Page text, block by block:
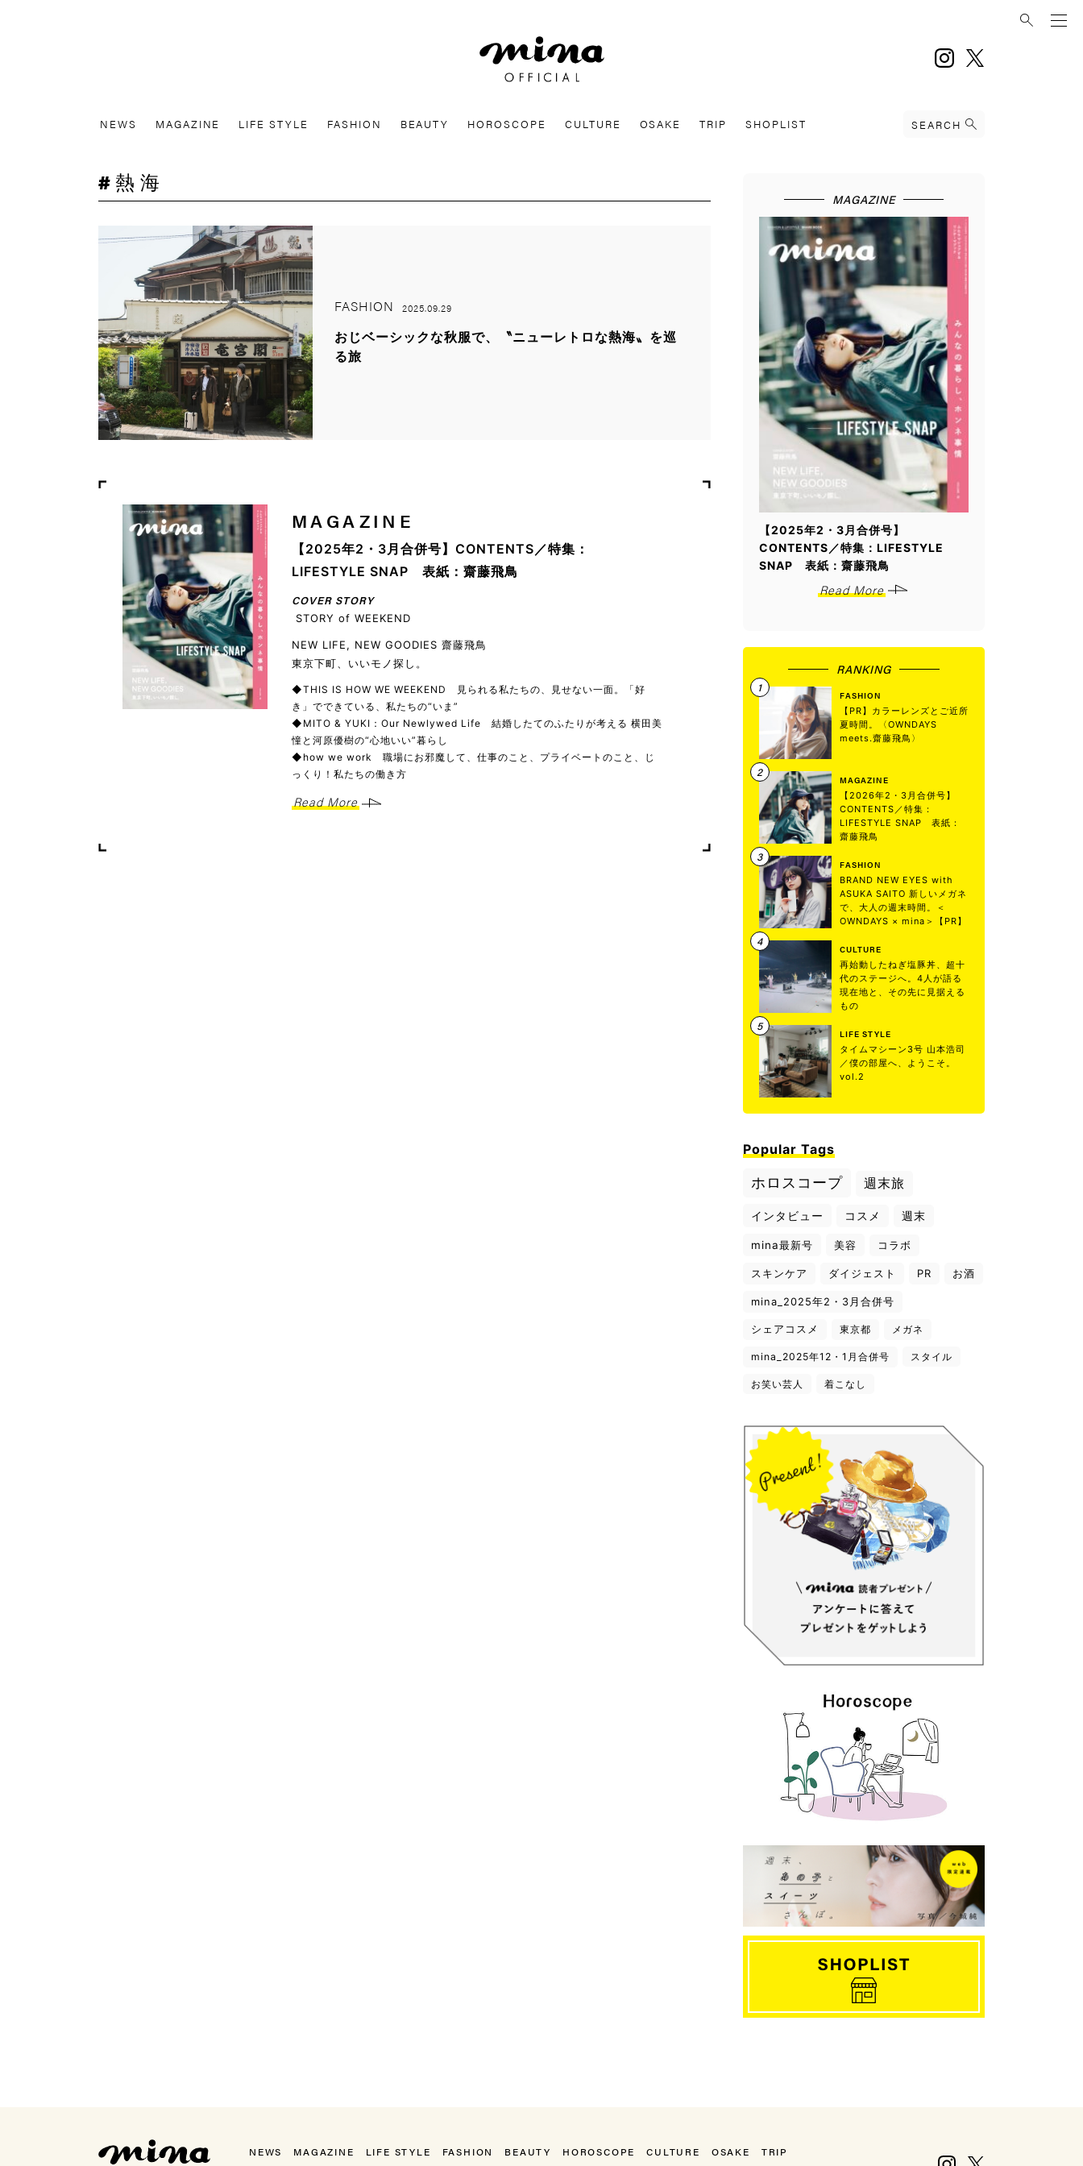
instagram
NEWS MAGAZINE LIFE STYLE FASHION BEAUTY HOROSCOPE CULTURE OSAKE TRIP SHOPLIST SEARCH
熱海
FASHION 2025.09.29
おじベーシックな秋服で、〝ニューレトロな熱海〟を巡
る旅
MAGAZINE
【2025年2・3月合併号】CONTENTS／特集：
LIFESTYLE SNAP 表紙：齋藤飛鳥
COVER STORY
STORY of WEEKEND
NEW LIFE, NEW GOODIES 齋藤飛鳥
東京下町、いいモノ探し。
◆THIS IS HOW WE WEEKEND 見られる私たちの、見せない一面。「好
き」でできている、私たちの“いま”
◆MITO & YUKI：Our Newlywed Life 結婚したてのふたりが考える 横田美
憧と河原優樹の“心地いい”暮らし
◆how we work 職場にお邪魔して、仕事のこと、プライベートのこと、じ
っくり！私たちの働き方
Read More
MAGAZINE
【2025年2・3月合併号】
CONTENTS／特集：LIFESTYLE
SNAP 表紙：齋藤飛鳥
Read More
RANKING
FASHION
【PR】カラーレンズとご近所
夏時間。〈OWNDAYS
meets.齋藤飛鳥〉
MAGAZINE
【2026年2・3月合併号】
CONTENTS／特集：
LIFESTYLE SNAP 表紙：
齋藤飛鳥
FASHION
BRAND NEW EYES with
ASUKA SAITO 新しいメガネ
で、大人の週末時間。＜
OWNDAYS × mina＞【PR】
CULTURE
再始動したねぎ塩豚丼、超十
代のステージへ。4人が語る
現在地と、その先に見据える
もの
LIFE STYLE
タイムマシーン3号 山本浩司
／僕の部屋へ、ようこそ。
vol.2
Popular Tags
ホロスコープ 週末旅
インタビュー コスメ 週末
mina最新号 美容 コラボ
スキンケア ダイジェスト PR お酒
mina_2025年2・3月合併号
シェアコスメ 東京都 メガネ
mina_2025年12・1月合併号 スタイル
お笑い芸人 着こなし
NEWS MAGAZINE LIFE STYLE FASHION BEAUTY HOROSCOPE CULTURE OSAKE
TRIP
Instagram